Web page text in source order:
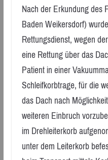
Nach der Erkundung des
Baden Weikersdorf)
Rettungsdienst, wegen
eine Rettung über das
Patient in einer
Schleifkorbtrage, für die
das Dach nach
weiteren Einbruch
im Drehleiterkorb
unter dem Leiterkorb